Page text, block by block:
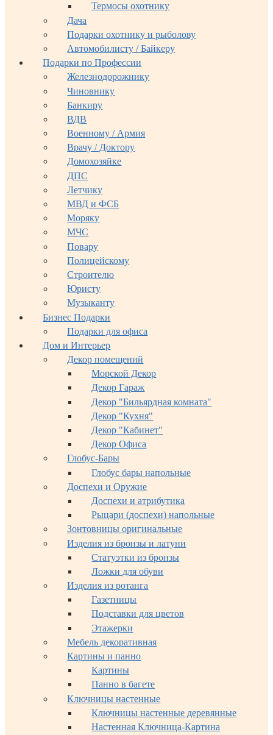
Термосы охотнику
Дача
Подарки охотнику и рыболову
Автомобилисту / Байкеру
Подарки по Профессии
Железнодорожнику
Чиновнику
Банкиру
ВДВ
Военному / Армия
Врачу / Доктору
Домохозяйке
ДПС
Летчику
МВД и ФСБ
Моряку
МЧС
Повару
Полицейскому
Строителю
Юристу
Музыканту
Бизнес Подарки
Подарки для офиса
Дом и Интерьер
Декор помещений
Морской Декор
Декор Гараж
Декор "Бильярдная комната"
Декор "Кухня"
Декор "Кабинет"
Декор Офиса
Глобус-Бары
Глобус бары напольные
Доспехи и Оружие
Доспехи и атрибутика
Рыцари (доспехи) напольные
Зонтовницы оригинальные
Изделия из бронзы и латуни
Статуэтки из бронзы
Ложки для обуви
Изделия из ротанга
Газетницы
Подставки для цветов
Этажерки
Мебель декоративная
Картины и панно
Картины
Панно в багете
Ключницы настенные
Ключницы настенные деревянные
Настенная Ключница-Картина